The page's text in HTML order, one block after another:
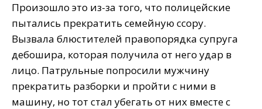
Произошло это из-за того, что полицейские
пытались прекратить семейную ссору.
Вызвала блюстителей правопорядка супруга
дебошира, которая получила от него удар в
лицо. Патрульные попросили мужчину
прекратить разборки и пройти с ними в
машину, но тот стал убегать от них вместе с